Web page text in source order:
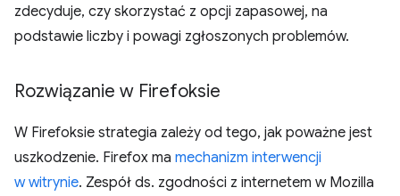
zdecyduje, czy skorzystać z opcji zapasowej, na
podstawie liczby i powagi zgłoszonych problemów.
Rozwiązanie w Firefoksie
W Firefoksie strategia zależy od tego, jak poważne jest
uszkodzenie. Firefox ma mechanizm interwencji
w witrynie. Zespół ds. zgodności z internetem w Mozilla